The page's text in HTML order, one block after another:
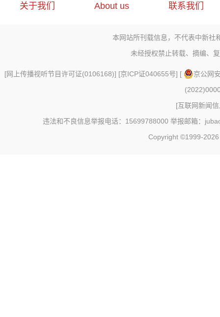
关于我们 About us 联系我们
本网站所刊载信息，不代表中新社
未经授权禁止转载、摘编、
[网上传播视听节目许可证(0106168)] [京ICP证040655号] [
京公网
[互联网新闻
违法和不良信息举报电话：15699788000 举报邮箱：
Copyright ©1999-